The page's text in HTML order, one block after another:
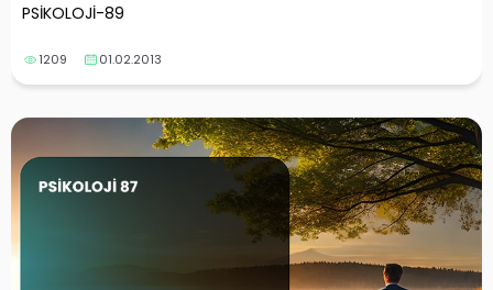
PSİKOLOJİ-89
1209 01.02.2013